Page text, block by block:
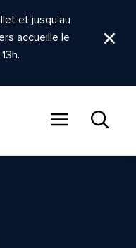
et jusqu'au
accueille le